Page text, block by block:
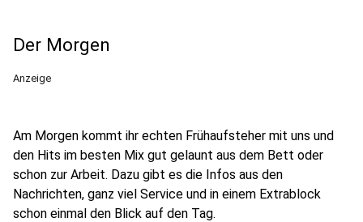
Der Morgen
Anzeige
Am Morgen kommt ihr echten Frühaufsteher mit uns und
den Hits im besten Mix gut gelaunt aus dem Bett oder
schon zur Arbeit. Dazu gibt es die Infos aus den
Nachrichten, ganz viel Service und in einem Extrablock
schon einmal den Blick auf den Tag.